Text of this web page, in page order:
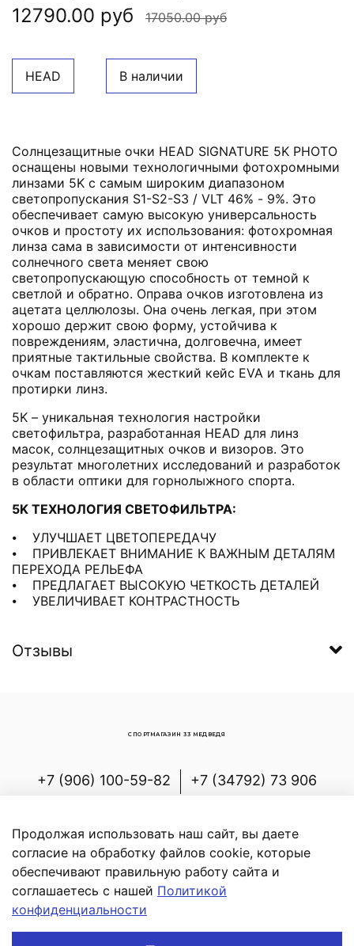
12790.00 руб
17050.00 руб
В корзину
HEAD В наличии
Солнцезащитные очки HEAD SIGNATURE 5K PHOTO
оснащены новыми технологичными фотохромными
линзами 5K с самым широким диапазоном
светопропускания S1-S2-S3 / VLT 46% - 9%. Это
обеспечивает самую высокую универсальность
очков и простоту их использования: фотохромная
линза сама в зависимости от интенсивности
солнечного света меняет свою
светопропускающую способность от темной к
светлой и обратно. Оправа очков изготовлена из
ацетата целлюлозы. Она очень легкая, при этом
хорошо держит свою форму, устойчива к
повреждениям, эластична, долговечна, имеет
приятные тактильные свойства. В комплекте к
очкам поставляются жесткий кейс EVA и ткань для
протирки линз.
5K – уникальная технология настройки
светофильтра, разработанная HEAD для линз
масок, солнцезащитных очков и визоров. Это
результат многолетних исследований и разработок
в области оптики для горнолыжного спорта.
5K ТЕХНОЛОГИЯ СВЕТОФИЛЬТРА:
⦁ УЛУЧШАЕТ ЦВЕТОПЕРЕДАЧУ
⦁ ПРИВЛЕКАЕТ ВНИМАНИЕ К ВАЖНЫМ ДЕТАЛЯМ
ПЕРЕХОДА РЕЛЬЕФА
⦁ ПРЕДЛАГАЕТ ВЫСОКУЮ ЧЕТКОСТЬ ДЕТАЛЕЙ
⦁ УВЕЛИЧИВАЕТ КОНТРАСТНОСТЬ
Отзывы
+7 (906) 100-59-82
+7 (34792) 73 906
Белорецкий р-н, с.Новоабзаково, ул.
Энергетиков, д.7
СПОРТМАГАЗИН 33 МЕДВЕДЯ
Продолжая использовать наш сайт, вы даете
согласие на обработку файлов cookie, которые
обеспечивают правильную работу сайта и
соглашаетесь с нашей Политикой
конфиденциальности